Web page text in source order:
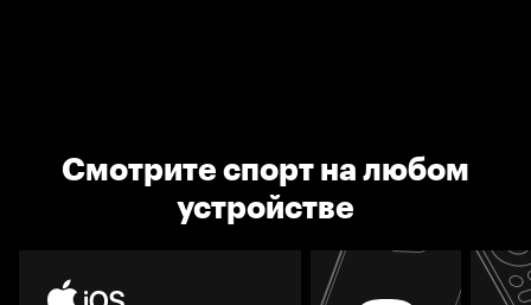
Смотрите спорт на любом
устройстве